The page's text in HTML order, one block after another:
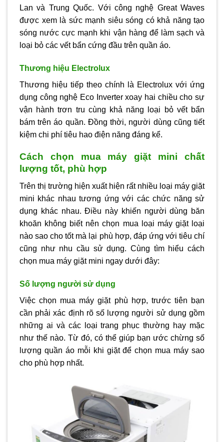
Lan và Trung Quốc. Với công nghệ Great Waves
được xem là sức mạnh siêu sóng có khả năng tạo
sóng nước cực mạnh khi vận hàng để làm sạch và
loại bỏ các vết bẩn cứng đầu trên quần áo.
Thương hiệu Electrolux
Thương hiệu tiếp theo chính là Electrolux với ứng
dụng công nghệ Eco Inverter xoay hai chiều cho sự
vận hành trơn tru cùng khả năng loại bỏ vết bẩn
bám trên áo quần. Đồng thời, người dùng cũng tiết
kiệm chi phí tiêu hao điện năng đáng kể.
Cách chọn mua máy giặt mini chất
lượng tốt, phù hợp
Trên thị trường hiện xuất hiện rất nhiều loại máy giặt
mini khác nhau tương ứng với các chức năng sử
dụng khác nhau. Điều này khiến người dùng băn
khoăn không biết nên chọn mua loại máy giặt loại
nào sao cho tốt mà lại phù hợp, đáp ứng với tiêu chí
cũng như nhu cầu sử dụng. Cùng tìm hiểu cách
chọn mua máy giặt mini ngay dưới đây:
Số lượng người sử dụng
Việc chọn mua máy giặt phù hợp, trước tiên bạn
cần phải xác định rõ số lượng người sử dụng gồm
những ai và các loại trang phục thường hay mặc
như thế nào. Từ đó, có thể giúp bạn ước chừng số
lượng quần áo mỗi khi giặt để chọn mua máy sao
cho phù hợp nhất.